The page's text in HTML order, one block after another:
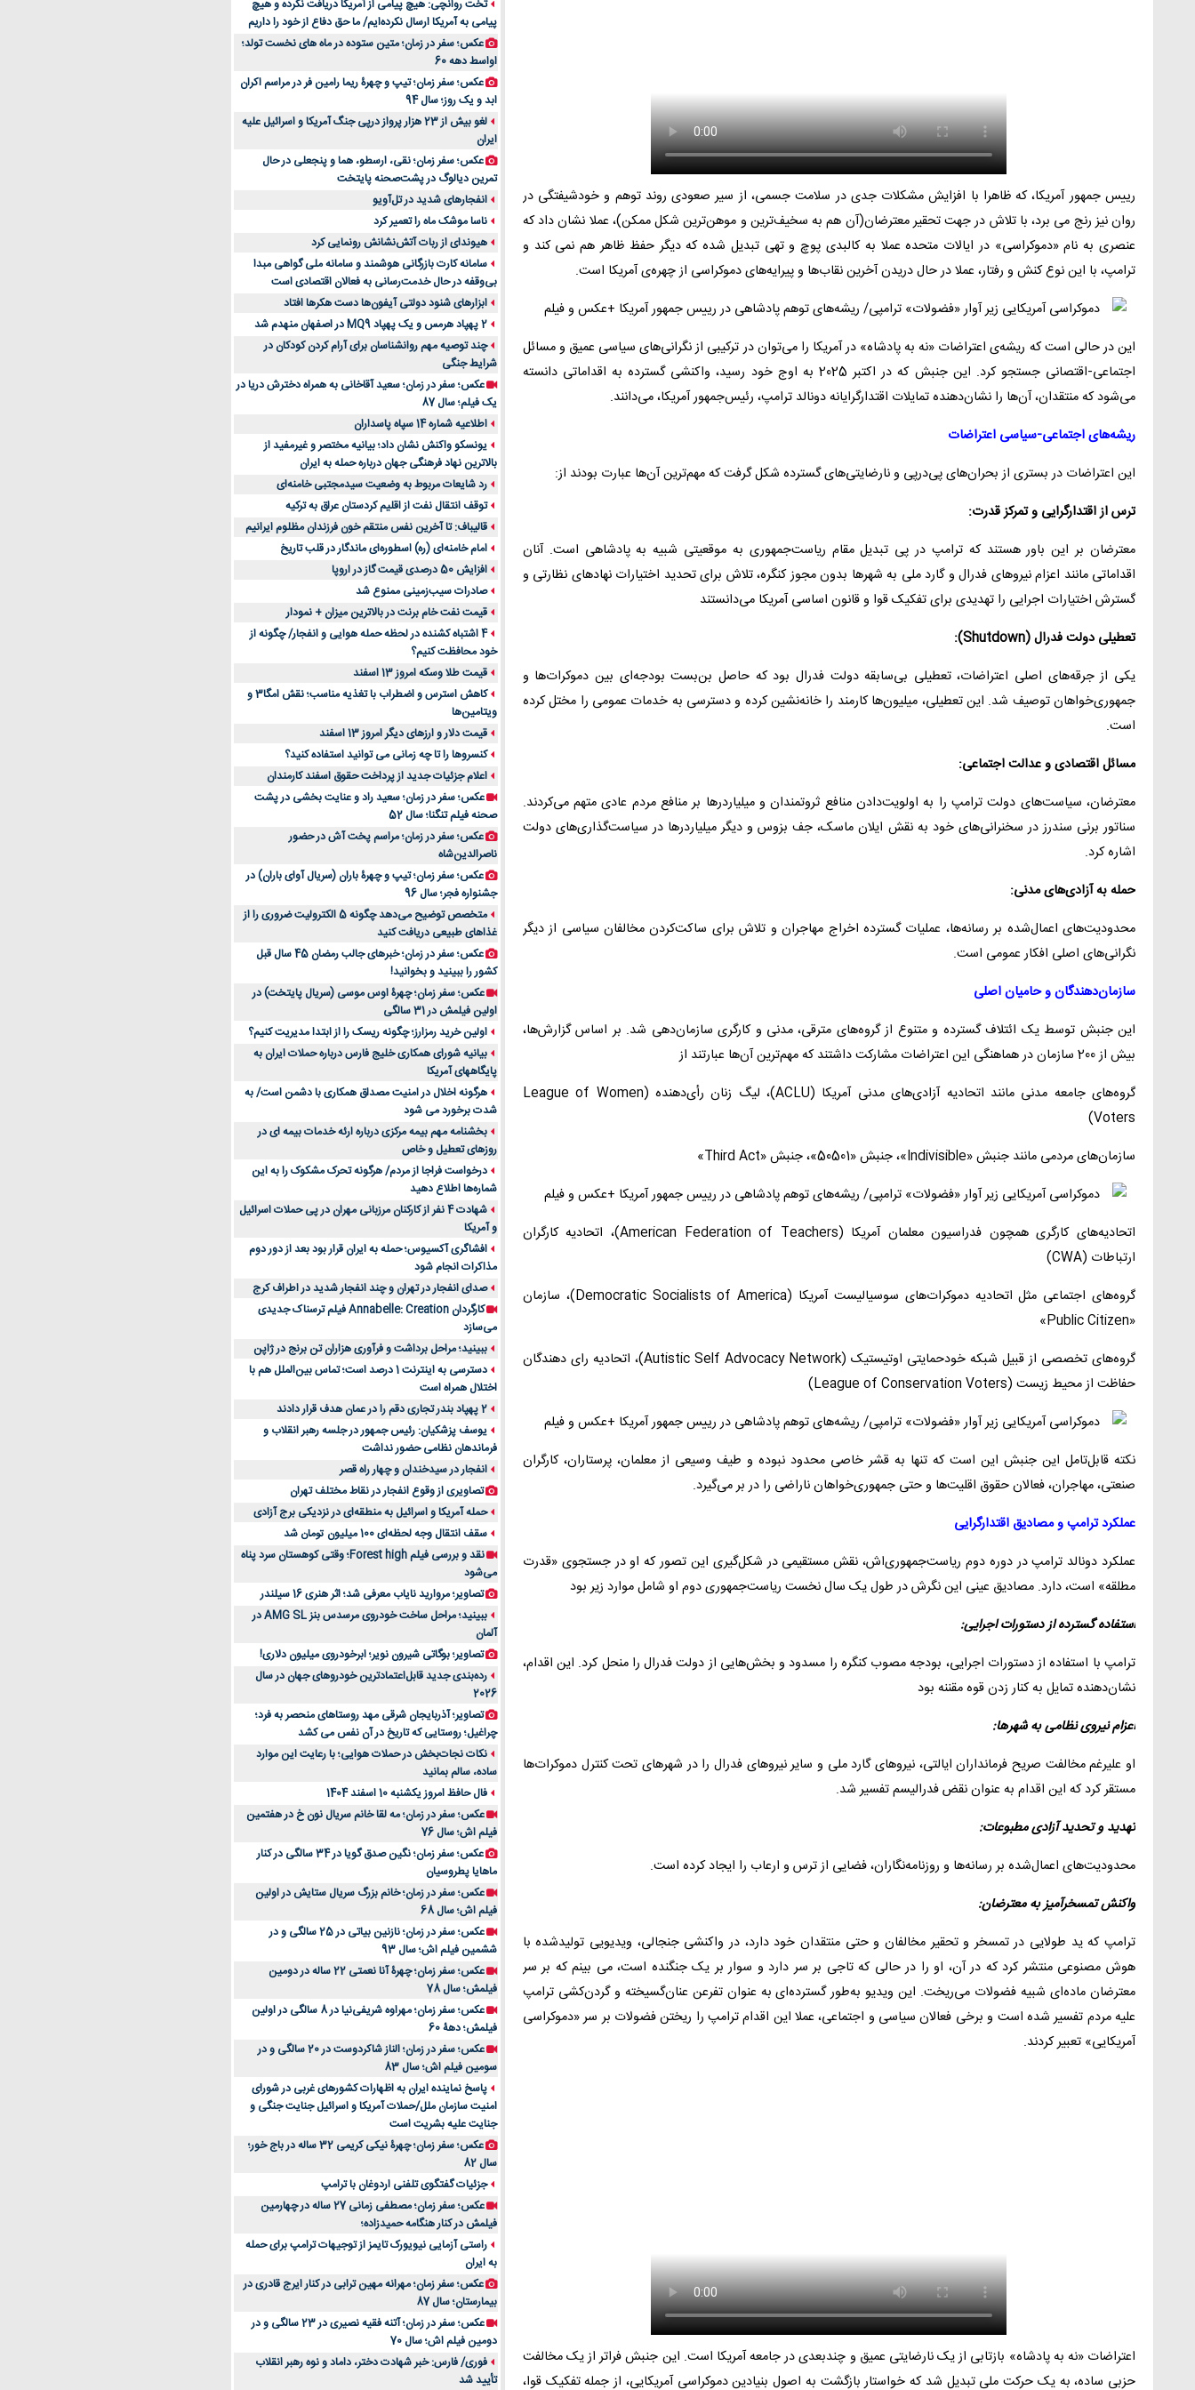
رییس جمهور آمریکا، که ظاهرا با افزایش مشکلات جدی در سلامت جسمی، از سیر صعودی روند توهم و خودشیفتگی در
روان نیز رنج می برد، با تلاش در جهت تحقیر معترضان(آن هم به سخیف‌ترین و موهن‌ترین شکل ممکن)، عملا نشان داد که
عنصری به نام «دموکراسی» در ایالات متحده عملا به کالبدی پوچ و تهی تبدیل شده که دیگر حفظ ظاهر هم نمی کند و
ترامپ، با این نوع کنش و رفتار، عملا در حال دریدن آخرین نقاب‌ها و پیرایه‌های دموکراسی از چهره‌ی آمریکا است.
این در حالی است که ریشه‌ی اعتراضات «نه به پادشاه» در آمریکا را می‌توان در ترکیبی از نگرانی‌های سیاسی عمیق و مسائل
اجتماعی-اقتصانی جستجو کرد. این جنبش که در اکتبر 2025 به اوج خود رسید، واکنشی گسترده به اقداماتی دانسته
می‌شود که منتقدان، آن‌ها را نشان‌دهنده تمایلات اقتدارگرایانه دونالد ترامپ، رئیس‌جمهور آمریکا، می‌دانند.
ریشه‌های اجتماعی-سیاسی اعتراضات
این اعتراضات در بستری از بحران‌های پی‌درپی و نارضایتی‌های گسترده شکل گرفت که مهم‌ترین آن‌ها عبارت بودند از:
ترس از اقتدارگرایی و تمرکز قدرت:
معترضان بر این باور هستند که ترامپ در پی تبدیل مقام ریاست‌جمهوری به موقعیتی شبیه به پادشاهی است. آنان
اقداماتی مانند اعزام نیروهای فدرال و گارد ملی به شهرها بدون مجوز کنگره، تلاش برای تحدید اختیارات نهادهای نظارتی و
گسترش اختیارات اجرایی را تهدیدی برای تفکیک قوا و قانون اساسی آمریکا می‌دانستند
تعطیلی دولت فدرال (Shutdown
):
یکی از جرقه‌های اصلی اعتراضات، تعطیلی بی‌سابقه دولت فدرال بود که حاصل بن‌بست بودجه‌ای بین دموکرات‌ها و
جمهوری‌خواهان توصیف شد. این تعطیلی، میلیون‌ها کارمند را خانه‌نشین کرده و دسترسی به خدمات عمومی را مختل کرده
است.
مسائل اقتصادی و عدالت اجتماعی:
معترضان، سیاست‌های دولت ترامپ را به اولویت‌دادن منافع ثروتمندان و میلیاردرها بر منافع مردم عادی متهم می‌کردند.
سناتور برنی سندرز در سخنرانی‌های خود به نقش ایلان ماسک، جف بزوس و دیگر میلیاردرها در سیاست‌گذاری‌های دولت
اشاره کرد.
حمله به آزادی‌های مدنی:
محدودیت‌های اعمال‌شده بر رسانه‌ها، عملیات گسترده اخراج مهاجران و تلاش برای ساکت‌کردن مخالفان سیاسی از دیگر
نگرانی‌های اصلی افکار عمومی است.
سازمان‌دهندگان و حامیان اصلی
این جنبش توسط یک ائتلاف گسترده و متنوع از گروه‌های مترقی، مدنی و کارگری سازمان‌دهی شد. بر اساس گزارش‌ها،
بیش از 200 سازمان در هماهنگی این اعتراضات مشارکت داشتند که مهم‌ترین آن‌ها عبارتند از
گروه‌های جامعه مدنی مانند اتحادیه آزادی‌های مدنی آمریکا (ACLU)، لیگ زنان رأی‌دهنده (League of Women
Voters)
سازمان‌های مردمی مانند جنبش «Indivisible»، جنبش «50501»، جنبش «Third Act»
اتحادیه‌های کارگری همچون فدراسیون معلمان آمریکا (American Federation of Teachers)، اتحادیه کارگران
ارتباطات (CWA)
گروه‌های اجتماعی مثل اتحادیه دموکرات‌های سوسیالیست آمریکا (Democratic Socialists of America)، سازمان
«Public Citizen»
گروه‌های تخصصی از قبیل شبکه خودحمایتی اوتیستیک (Autistic Self Advocacy Network)، اتحادیه رای دهندگان
حفاظت از محیط زیست (League of Conservation Voters)
نکته قابل‌تامل این جنبش این است که تنها به قشر خاصی محدود نبوده و طیف وسیعی از معلمان، پرستاران، کارگران
صنعتی، مهاجران، فعالان حقوق اقلیت‌ها و حتی جمهوری‌خواهان ناراضی را در بر می‌گیرد.
عملکرد ترامپ و مصادیق اقتدارگرایی
عملکرد دونالد ترامپ در دوره دوم ریاست‌جمهوری‌اش، نقش مستقیمی در شکل‌گیری این تصور که او در جستجوی «قدرت
مطلقه» است، دارد. مصادیق عینی این نگرش در طول یک سال نخست ریاست‌جمهوری دوم او شامل موارد زیر بود
استفاده گسترده از دستورات اجرایی:
ترامپ با استفاده از دستورات اجرایی، بودجه مصوب کنگره را مسدود و بخش‌هایی از دولت فدرال را منحل کرد. این اقدام،
نشان‌دهنده تمایل به کنار زدن قوه مقننه بود
اعزام نیروی نظامی به شهرها:
او علیرغم مخالفت صریح فرمانداران ایالتی، نیروهای گارد ملی و سایر نیروهای فدرال را در شهرهای تحت کنترل دموکرات‌ها
مستقر کرد که این اقدام به عنوان نقض فدرالیسم تفسیر شد.
تهدید و تحدید آزادی مطبوعات:
محدودیت‌های اعمال‌شده بر رسانه‌ها و روزنامه‌نگاران، فضایی از ترس و ارعاب را ایجاد کرده است.
واکنش تمسخرآمیز به معترضان:
ترامپ که ید طولایی در تمسخر و تحقیر مخالفان و حتی منتقدان خود دارد، در واکنشی جنجالی، ویدیویی تولیدشده با
هوش مصنوعی منتشر کرد که در آن، او را در حالی که تاجی بر سر دارد و سوار بر یک جنگنده است، می بینم که بر سر
معترضان ماده‌ای شبیه فضولات می‌ریخت. این ویدیو به‌طور گسترده‌ای به عنوان تفرعن عنان‌گسیخته و گردن‌کشی ترامپ
علیه مردم تفسیر شده است و برخی فعالان سیاسی و اجتماعی، عملا این اقدام ترامپ را ریختن فضولات بر سر «دموکراسی
آمریکایی» تعبیر کردند.
اعتراضات «نه به پادشاه» بازتابی از یک نارضایتی عمیق و چندبعدی در جامعه آمریکا است. این جنبش فراتر از یک مخالفت
حزبی ساده، به یک حرکت ملی تبدیل شد که خواستار بازگشت به اصول بنیادین دموکراسی آمریکایی، از جمله تفکیک قوا،
راهنمای جامع بهترین کفش ورزشی برای دویدن و استفاده
روزمره | بررسی ۱۲ مدل برتر
تخت روانچی: هیچ پیامی از آمریکا دریافت نکرده و هیچ
پیامی به آمریکا ارسال نکرده‌ایم/ ما حق دفاع از خود را داریم
عکس؛ سفر در زمان؛ متین ستوده در ماه های نخست تولد؛
اواسط دهه 60
عکس؛ سفر زمان؛ تیپ و چهرۀ ریما رامین فر در مراسم اکران
ابد و یک روز؛ سال 94
لغو بیش از 23 هزار پرواز درپی جنگ آمریکا و اسرائیل علیه
ایران
عکس؛ سفر زمان؛ نقی، ارسطو، هما و پنجعلی در حال
تمرین دیالوگ در پشت‌صحنه پایتخت
انفجارهای شدید در تل‌آویو
ناسا موشک ماه را تعمیر کرد
هیوندای از ربات آتش‌نشانش رونمایی کرد
سامانه کارت بازرگانی هوشمند و سامانه ملی گواهی مبدا
بی‌وقفه در حال خدمت‌رسانی به فعالان اقتصادی است
ابزارهای شنود دولتی آیفون‌ها دست هکرها افتاد
2 پهپاد هرمس و یک پهپاد MQ9 در اصفهان منهدم شد
چند توصیه مهم روانشناسان برای آرام کردن کودکان در
شرایط جنگی
عکس؛ سفر در زمان؛ سعید آقاخانی به همراه دخترش دریا در
یک فیلم؛ سال 87
اطلاعیه شماره 14 سپاه پاسداران
یونسکو واکنش نشان داد؛ بیانیه مختصر و غیرمفید از
بالاترین نهاد فرهنگی جهان درباره حمله به ایران
رد شایعات مربوط به وضعیت سیدمجتبی خامنه‌ای
توقف انتقال نفت از اقلیم کردستان عراق به ترکیه
قالیباف: تا آخرین نفس منتقم خون فرزندان مظلوم ایرانیم
امام خامنه‌ای (ره) اسطوره‌ای ماندگار در قلب تاریخ
افزایش 50 درصدی قیمت گاز در اروپا
صادرات سیب‌زمینی ممنوع شد
قیمت نفت خام برنت در بالاترین میزان + نمودار
4 اشتباه کشنده در لحظه حمله هوایی و انفجار/ چگونه از
خود محافظت کنیم؟
قیمت طلا وسکه امروز 13 اسفند
کاهش استرس و اضطراب با تغذیه مناسب؛ نقش امگا3 و
ویتامین‌ها
قیمت دلار و ارزهای دیگر امروز 13 اسفند
کنسروها را تا چه زمانی می توانید استفاده کنید؟
اعلام جزئیات جدید از پرداخت حقوق اسفند کارمندان
عکس؛ سفر در زمان؛ سعید راد و عنایت بخشی در پشت
صحنه فیلم تنگنا؛ سال 52
عکس؛ سفر در زمان؛ مراسم پخت آش در حضور
ناصرالدین‌شاه
عکس؛ سفر زمان؛ تیپ و چهرۀ باران (سریال آوای باران) در
جشنواره فجر؛ سال 96
متخصص توضیح می‌دهد چگونه 5 الکترولیت ضروری را از
غذاهای طبیعی دریافت کنید
عکس؛ سفر در زمان؛ خبرهای جالب رمضان 45 سال قبل
کشور را ببینید و بخوانید!
عکس؛ سفر زمان؛ چهرۀ اوس موسی (سریال پایتخت) در
اولین فیلمش در 31 سالگی
اولین خرید رمزارز؛ چگونه ریسک را از ابتدا مدیریت کنیم؟
بیانیه شورای همکاری خلیج فارس درباره حملات ایران به
پایگاههای آمریکا
هرگونه اخلال در امنیت مصداق همکاری با دشمن است/ به
شدت برخورد می شود
بخشنامه مهم بیمه مرکزی درباره ارئه خدمات بیمه ای در
روزهای تعطیل و خاص
درخواست فراجا از مردم/ هرگونه تحرک مشکوک را به این
شماره‌ها اطلاع دهید
شهادت 4 نفر از کارکنان مرزبانی مهران در پی حملات اسرائیل
و آمریکا
افشاگری آکسیوس؛ حمله به ایران قرار بود بعد از دور دوم
مذاکرات انجام شود
صدای انفجار در تهران و چند انفجار شدید در اطراف کرج
کارگردان Annabelle: Creation فیلم ترسناک جدیدی
می‌سازد
ببینید؛ مراحل برداشت و فرآوری هزاران تن برنج در ژاپن
دسترسی به اینترنت 1 درصد است؛ تماس بین‌الملل هم با
اختلال همراه است
2 پهپاد بندر تجاری دقم را در عمان هدف قرار دادند
یوسف پزشکیان: رئیس جمهور در جلسه رهبر انقلاب و
فرماندهان نظامی حضور نداشت
انفجار در سیدخندان و چهار راه قصر
تصاویری از وقوع انفجار در نقاط مختلف تهران
حمله آمریکا و اسرائیل به منطقه‌ای در نزدیکی برج آزادی
سقف انتقال وجه لحظه‌ای 100 میلیون تومان شد
نقد و بررسی فیلم Forest high؛ وقتی کوهستان سرد پناه
می‌شود
تصاویر؛ مروارید نایاب معرفی شد؛ اثر هنری 16 سیلندر
ببینید؛ مراحل ساخت خودروی مرسدس بنز AMG SL در
آلمان
تصاویر؛ بوگاتی شیرون نویر؛ ابرخودروی میلیون دلاری!
رده‌بندی جدید قابل‌اعتمادترین خودروهای جهان در سال
2026
تصاویر؛ آذربایجان شرقی مهد روستاهای منحصر به فرد؛
چراغیل؛ روستایی که تاریخ در آن نفس می کشد
نکات نجات‌بخش در حملات هوایی؛ با رعایت این موارد
ساده، سالم بمانید
فال حافظ امروز یکشنبه 10 اسفند 1404
عکس؛ سفر در زمان؛ مه لقا خانم سریال نون خ در هفتمین
فیلم اش؛ سال 76
عکس؛ سفر زمان؛ نگین صدق گویا در 34 سالگی در کنار
ماهایا پطروسیان
عکس؛ سفر در زمان؛ خانم بزرگ سریال ستایش در اولین
فیلم اش؛ سال 68
عکس؛ سفر در زمان؛ نازنین بیاتی در 25 سالگی و در
ششمین فیلم اش؛ سال 93
عکس؛ سفر زمان؛ چهرۀ آنا نعمتی 22 ساله در دومین
فیلمش؛ سال 78
عکس؛ سفر زمان؛ مهراوه شریفی‌نیا در 8 سالگی در اولین
فیلمش؛ دهۀ 60
عکس؛ سفر در زمان؛ الناز شاکردوست در 20 سالگی و در
سومین فیلم اش؛ سال 83
پاسخ نماینده ایران به اظهارات کشورهای غربی در شورای
امنیت سازمان ملل/حملات آمریکا و اسرائیل جنایت جنگی و
جنایت علیه بشریت است
عکس؛ سفر زمان؛ چهرۀ نیکی کریمی 32 ساله در باج خور؛
سال 82
جزئیات گفتگوی تلفنی اردوغان با ترامپ
عکس؛ سفر زمان؛ مصطفی زمانی 27 ساله در چهارمین
فیلمش در کنار هنگامه حمیدزاده؛
راستی آزمایی نیویورک تایمز از توجیهات ترامپ برای حمله
به ایران
عکس؛ سفر زمان؛ مهرانه مهین ترابی در کنار ایرج قادری در
بیمارستان؛ سال 87
عکس؛ سفر در زمان؛ آتنه فقیه نصیری در 23 سالگی و در
دومین فیلم اش؛ سال 70
فوری/ فارس: خبر شهادت دختر، داماد و نوه رهبر انقلاب
تأیید شد